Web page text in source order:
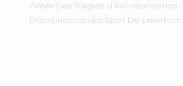
Créer Des Règles d’Automatisation
Déconnecter HubSpot De Livestorm